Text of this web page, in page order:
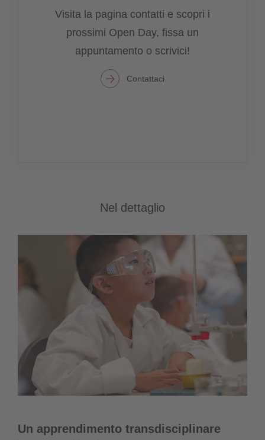
Visita la pagina contatti e scopri i
prossimi Open Day, fissa un
appuntamento o scrivici!
Contattaci
Nel dettaglio
Un apprendimento transdisciplinare